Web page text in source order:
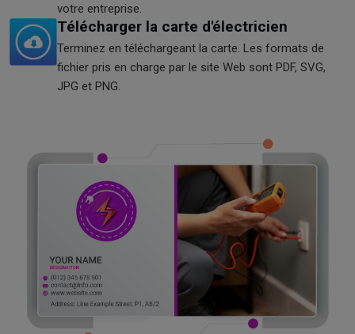
votre entreprise.
Télécharger la carte d'électricien
Terminez en téléchargeant la carte. Les formats de
fichier pris en charge par le site Web sont PDF, SVG,
JPG et PNG.